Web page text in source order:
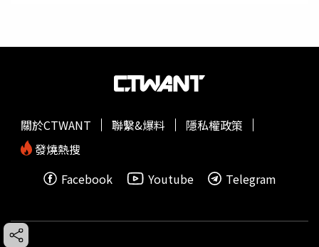
關於CTWANT 聯繫&爆料
隱私權政策
發燒熱搜
Facebook
Youtube Telegram